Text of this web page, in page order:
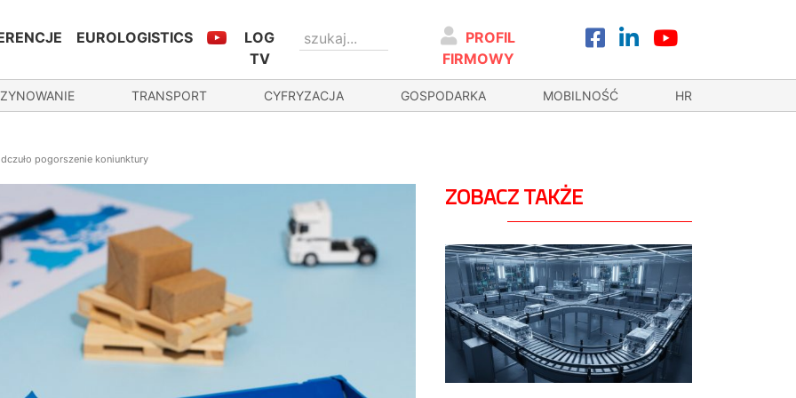
EUROLOGISTICS
LOG
TV
PROFIL
FIRMOWY
TRANSPORT CYFRYZACJA GOSPODARKA MOBILNOŚĆ HR
pogorszenie koniunktury
ZOBACZ TAKŻE